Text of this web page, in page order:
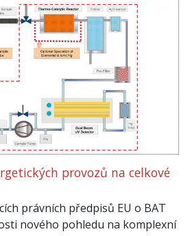
provozů na celkové
právních předpisů EU o BAT
nového pohledu na komplexní